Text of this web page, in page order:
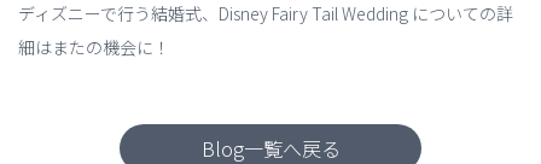
ディズニーで行う結婚式、Disney Fairy Tail Wedding についての詳
細はまたの機会に！
Blog一覧へ戻る